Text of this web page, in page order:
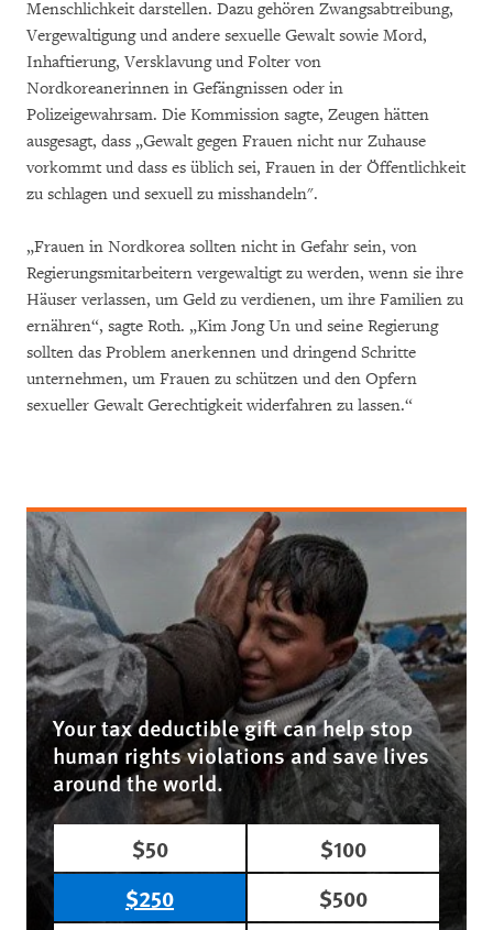
Menschlichkeit darstellen. Dazu gehören Zwangsabtreibung,
Vergewaltigung und andere sexuelle Gewalt sowie Mord,
Inhaftierung, Versklavung und Folter von
Nordkoreanerinnen in Gefängnissen oder in
Polizeigewahrsam. Die Kommission sagte, Zeugen hätten
ausgesagt, dass „Gewalt gegen Frauen nicht nur Zuhause
vorkommt und dass es üblich sei, Frauen in der Öffentlichkeit
zu schlagen und sexuell zu misshandeln".
„Frauen in Nordkorea sollten nicht in Gefahr sein, von
Regierungsmitarbeitern vergewaltigt zu werden, wenn sie ihre
Häuser verlassen, um Geld zu verdienen, um ihre Familien zu
ernähren“, sagte Roth. „Kim Jong Un und seine Regierung
sollten das Problem anerkennen und dringend Schritte
unternehmen, um Frauen zu schützen und den Opfern
sexueller Gewalt Gerechtigkeit widerfahren zu lassen.“
Your tax deductible gift can help stop
human rights violations and save lives
around the world.
$50
$100
$250
$500